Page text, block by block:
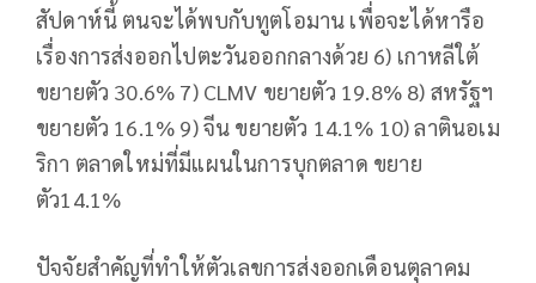
สัปดาห์นี้ ตนจะได้พบกับทูตโอมาน เพื่อจะได้หารือ
เรื่องการส่งออกไปตะวันออกกลางด้วย 6) เกาหลีใต้
ขยายตัว 30.6% 7) CLMV ขยายตัว 19.8% 8) สหรัฐฯ
ขยายตัว 16.1% 9) จีน ขยายตัว 14.1% 10) ลาตินอเม
ริกา ตลาดใหม่ที่มีแผนในการบุกตลาด ขยาย
ตัว14.1%
ปัจจัยสำคัญที่ทำให้ตัวเลขการส่งออกเดือนตุลาคม